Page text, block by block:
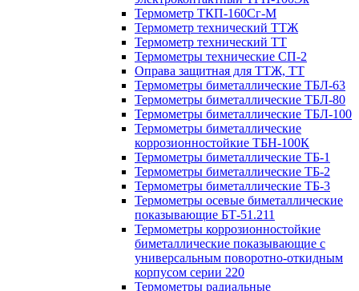
Термометр ТКП-160Сг-М
Термометр технический ТТЖ
Термометр технический ТТ
Термометры технические СП-2
Оправа защитная для ТТЖ, ТТ
Термометры биметаллические ТБЛ-63
Термометры биметаллические ТБЛ-80
Термометры биметаллические ТБЛ-100
Термометры биметаллические
коррозионностойкие ТБН-100К
Термометры биметаллические ТБ-1
Термометры биметаллические ТБ-2
Термометры биметаллические ТБ-3
Термометры осевые биметаллические
показывающие БТ-51.211
Термометры коррозионностойкие
биметаллические показывающие с
универсальным поворотно-откидным
корпусом серии 220
Термометры радиальные